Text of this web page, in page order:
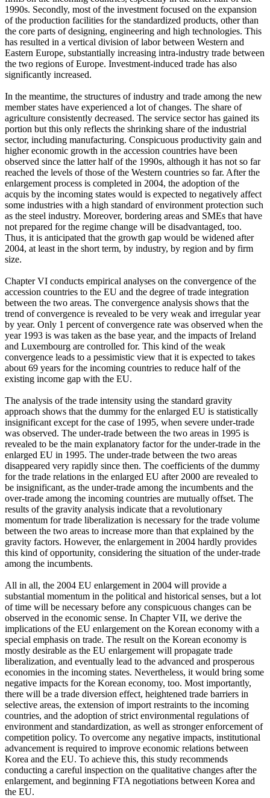
1990s. Secondly, most of the investment focused on the expansion
of the production facilities for the standardized products, other than
the core parts of designing, engineering and high technologies. This
has resulted in a vertical division of labor between Western and
Eastern Europe, substantially increasing intra-industry trade between
the two regions of Europe. Investment-induced trade has also
significantly increased.
In the meantime, the structures of industry and trade among the new
member states have experienced a lot of changes. The share of
agriculture consistently decreased. The service sector has gained its
portion but this only reflects the shrinking share of the industrial
sector, including manufacturing. Conspicuous productivity gain and
higher economic growth in the accession countries have been
observed since the latter half of the 1990s, although it has not so far
reached the levels of those of the Western countries so far. After the
enlargement process is completed in 2004, the adoption of the
acquis by the incoming states would is expected to negatively affect
some industries with a high standard of environment protection such
as the steel industry. Moreover, bordering areas and SMEs that have
not prepared for the regime change will be disadvantaged, too.
Thus, it is anticipated that the growth gap would be widened after
2004, at least in the short term, by industry, by region and by firm
size.
Chapter VI conducts empirical analyses on the convergence of the
accession countries to the EU and the degree of trade integration
between the two areas. The convergence analysis shows that the
trend of convergence is revealed to be very weak and irregular year
by year. Only 1 percent of convergence rate was observed when the
year 1993 is was taken as the base year, and the impacts of Ireland
and Luxembourg are controlled for. This kind of the weak
convergence leads to a pessimistic view that it is expected to takes
about 69 years for the incoming countries to reduce half of the
existing income gap with the EU.
The analysis of the trade intensity using the standard gravity
approach shows that the dummy for the enlarged EU is statistically
insignificant except for the case of 1995, when severe under-trade
was observed. The under-trade between the two areas in 1995 is
revealed to be the main explanatory factor for the under-trade in the
enlarged EU in 1995. The under-trade between the two areas
disappeared very rapidly since then. The coefficients of the dummy
for the trade relations in the enlarged EU after 2000 are revealed to
be insignificant, as the under-trade among the incumbents and the
over-trade among the incoming countries are mutually offset. The
results of the gravity analysis indicate that a revolutionary
momentum for trade liberalization is necessary for the trade volume
between the two areas to increase more than that explained by the
gravity factors. However, the enlargement in 2004 hardly provides
this kind of opportunity, considering the situation of the under-trade
among the incumbents.
All in all, the 2004 EU enlargement in 2004 will provide a
substantial momentum in the political and historical senses, but a lot
of time will be necessary before any conspicuous changes can be
observed in the economic sense. In Chapter VII, we derive the
implications of the EU enlargement on the Korean economy with a
special emphasis on trade. The result on the Korean economy is
mostly desirable as the EU enlargement will propagate trade
liberalization, and eventually lead to the advanced and prosperous
economies in the incoming states. Nevertheless, it would bring some
negative impacts for the Korean economy, too. Most importantly,
there will be a trade diversion effect, heightened trade barriers in
selective areas, the extension of import restraints to the incoming
countries, and the adoption of strict environmental regulations of
environment and standardization, as well as stronger enforcement of
competition policy. To overcome any negative impacts, institutional
advancement is required to improve economic relations between
Korea and the EU. To achieve this, this study recommends
conducting a careful inspection on the qualitative changes after the
enlargement, and beginning FTA negotiations between Korea and
the EU.